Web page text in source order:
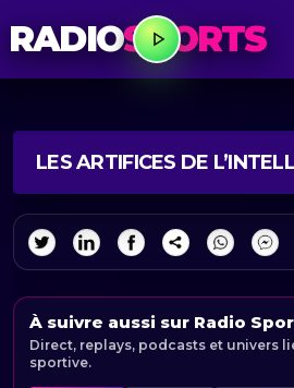
RADIOSPORTS
LES ARTIFICES DE
À suivre aussi sur Radio
Direct, replays, podcasts et univers
sportive.